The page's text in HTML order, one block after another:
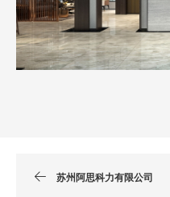
苏州阿思科力有限公司